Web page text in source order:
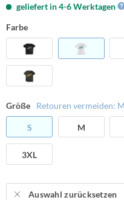
geliefert in 4-6 Werktagen
Farbe
Größe Retouren vermeiden:
S M
3XL
Auswahl zurücksetzen